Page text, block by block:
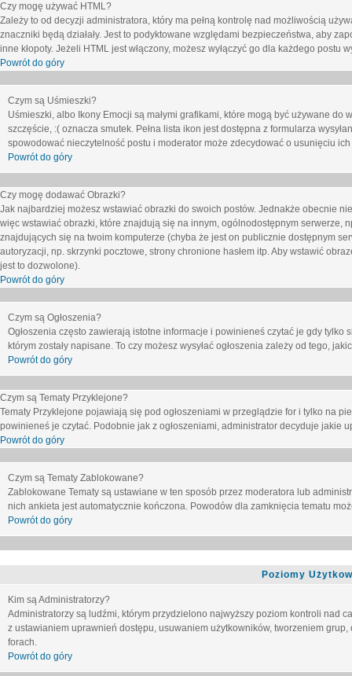
Czy mogę używać HTML?
Zależy to od decyzji administratora, który ma pełną kontrolę nad możliwością
znaczniki będą działały. Jest to podyktowane względami bezpieczeństwa, aby
inne kłopoty. Jeżeli HTML jest włączony, możesz wyłączyć go dla każdego
Powrót do góry
Czym są Uśmieszki?
Uśmieszki, albo Ikony Emocji są małymi grafikami, które mogą być używane
szczęście, :( oznacza smutek. Pełna lista ikon jest dostępna z formularza
spowodować nieczytelność postu i moderator może zdecydować o usunięciu ich
Powrót do góry
Czy mogę dodawać Obrazki?
Jak najbardziej możesz wstawiać obrazki do swoich postów. Jednakże obecnie
więc wstawiać obrazki, które znajdują się na innym, ogólnodostępnym serwerze,
znajdujących się na twoim komputerze (chyba że jest on publicznie dostępnym
autoryzacji, np. skrzynki pocztowe, strony chronione hasłem itp. Aby wstawić
jest to dozwolone).
Powrót do góry
Czym są Ogłoszenia?
Ogłoszenia często zawierają istotne informacje i powinieneś czytać je gdy
którym zostały napisane. To czy możesz wysyłać ogłoszenia zależy od tego,
Powrót do góry
Czym są Tematy Przyklejone?
Tematy Przyklejone pojawiają się pod ogłoszeniami w przeglądzie for i tylko na
powinieneś je czytać. Podobnie jak z ogłoszeniami, administrator decyduje
Powrót do góry
Czym są Tematy Zablokowane?
Zablokowane Tematy są ustawiane w ten sposób przez moderatora lub
nich ankieta jest automatycznie kończona. Powodów dla zamknięcia tematu
Powrót do góry
Poziomy
Kim są Administratorzy?
Administratorzy są ludźmi, którym przydzielono najwyższy poziom kontroli nad
z ustawianiem uprawnień dostępu, usuwaniem użytkowników, tworzeniem
forach.
Powrót do góry